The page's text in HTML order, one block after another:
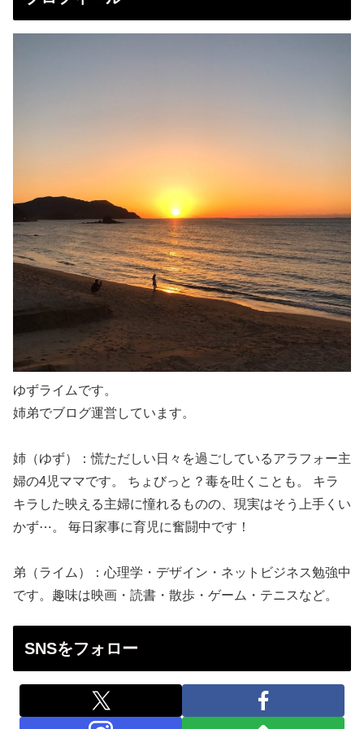
ゆずライムです。
姉弟でブログ運営しています。
姉（ゆず）：慌ただしい日々を過ごしているアラフォー主
婦の4児ママです。 ちょびっと？毒を吐くことも。 キラ
キラした映える主婦に憧れるものの、現実はそう上手くい
かず⋯。 毎日家事に育児に奮闘中です！
弟（ライム）：心理学・デザイン・ネットビジネス勉強中
です。趣味は映画・読書・散歩・ゲーム・テニスなど。
SNSをフォロー